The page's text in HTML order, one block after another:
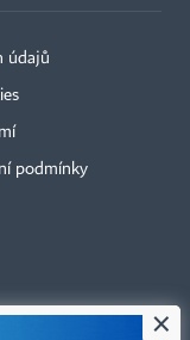
údajů
podmínky
×